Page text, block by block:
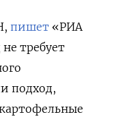
пишет «РИА
требует
подход,